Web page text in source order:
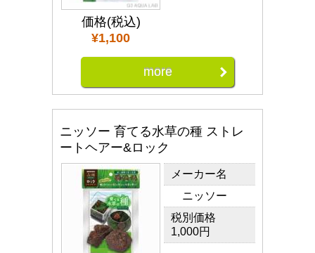
価格(税込)
¥1,100
more
ニッソー 育てる水草の種 ストレ
ートヘアー&ロック
メーカー名
ニッソー
税別価格
1,000円